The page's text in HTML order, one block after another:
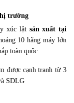
trường
xúc lật sản xuất tại
10 hãng máy lớn
toàn quốc.
được cạnh tranh từ 3
SDLG